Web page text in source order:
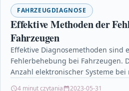
FAHRZEUGDIAGNOSE
Effektive Methoden der
Fahrzeugen
Effektive Diagnosemethoden sind
Fehlerbehebung bei Fahrzeugen.
Anzahl elektronischer Systeme
4 minut czytania 2023-05-31